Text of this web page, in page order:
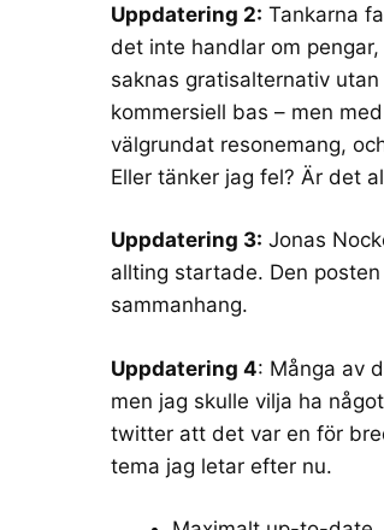
Uppdatering 2: Tankarna
det inte handlar om
saknas gratisalternativ
kommersiell bas – men
välgrundat resonemang,
Eller tänker jag fel? Är det
Uppdatering 3: Jonas
allting startade. Den
sammanhang.
Uppdatering 4: Många av
men jag skulle vilja ha
twitter att det var en för
tema jag letar efter nu.